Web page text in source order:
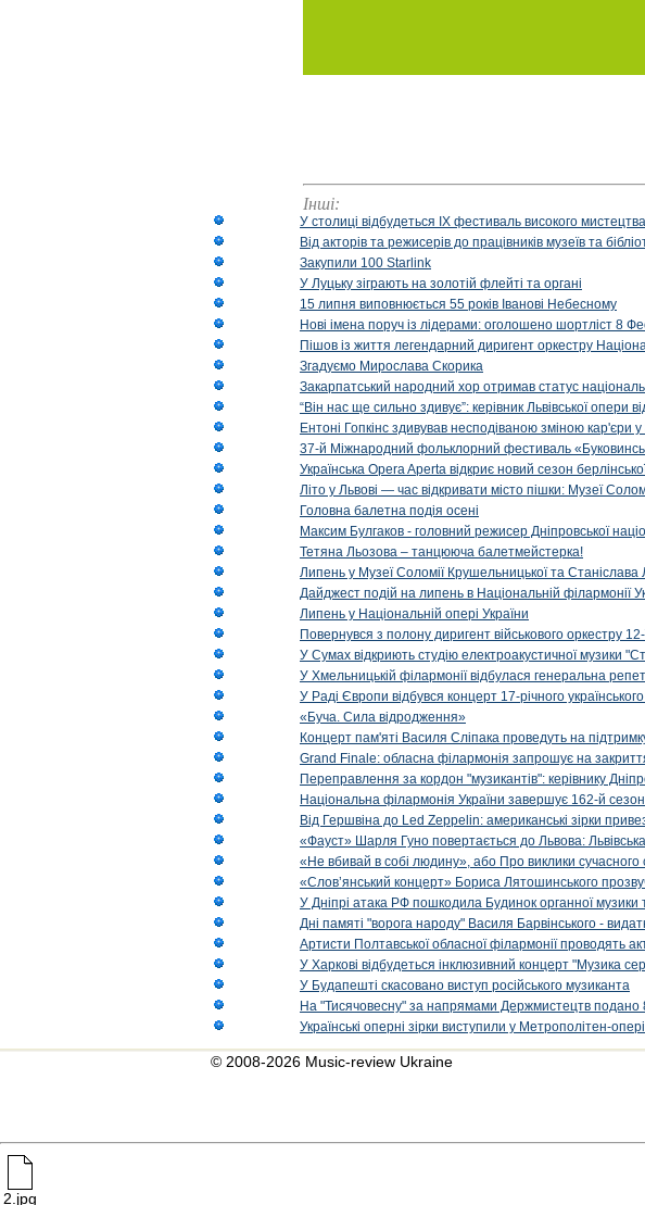
Інші:
У столиці відбудеться IX фестиваль високого
Від акторів та режисерів до працівників музеїв та
Закупили 100 Starlink
У Луцьку зіграють на золотій флейті та органі
15 липня виповнюється 55 років Іванові Небесному
Нові імена поруч із лідерами: оголошено шортліст 8
Пішов із життя легендарний диригент оркестру
Згадуємо Мирослава Скорика
Закарпатський народний хор отримав статус
“Він нас ще сильно здивує”: керівник Львівської
Ентоні Гопкінс здивував несподіваною зміною кар'єри
37-й Міжнародний фольклорний фестиваль
Українська Opera Aperta відкриє новий сезон
Літо у Львові — час відкривати місто пішки: Музеї
Головна балетна подія осені
Максим Булгаков - головний режисер Дніпровської
Тетяна Льозова – танцююча балетмейстерка!
Липень у Музеї Соломії Крушельницької та
Дайджест подій на липень в Національній філармонії
Липень у Національній опері України
Повернувся з полону диригент військового оркестру
У Сумах відкриють студію електроакустичної музики
У Хмельницькій філармонії відбулася генеральна
У Раді Європи відбувся концерт 17-річного
«Буча. Сила відродження»
Концерт пам'яті Василя Сліпака проведуть на
Grand Finale: обласна філармонія запрошує на
Переправлення за кордон "музикантів": керівнику
Національна філармонія України завершує 162-й
Від Гершвіна до Led Zeppelin: американські зірки
«Фауст» Шарля Гуно повертається до Львова:
«Не вбивай в собі людину», або Про виклики сучасного
«Слов’янський концерт» Бориса Лятошинського
У Дніпрі атака РФ пошкодила Будинок органної музики
Дні памяті "ворога народу" Василя Барвінського -
Артисти Полтавської обласної філармонії проводять
У Харкові відбудеться інклюзивний концерт "Музика
У Будапешті скасовано виступ російського музиканта
На "Тисячовесну" за напрямами Держмистецтв подано
Українські оперні зірки виступили у Метрополітен-
© 2008-2026 Music-review Ukraine
2.jpg